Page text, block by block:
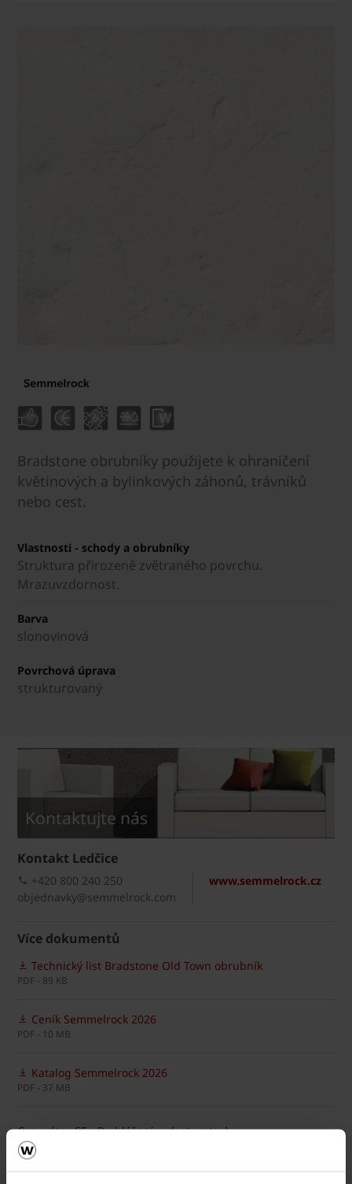
Bradstone obrubníky použijete k ohraničení
květinových a bylinkových záhonů, trávníků
nebo cest.
Vlastnosti - schody a obrubníky
Struktura přirozeně zvětraného povrchu.
Mrazuvzdornost.
Barva
slonovinová
Povrchová úprava
strukturovaný
Kontaktujte nás
Kontakt Ledčice
www.semmelrock.cz
+420 800 240 250
objednavky@semmelrock.com
Více dokumentů
Technický list Bradstone Old Town obrubník
PDF - 89 KB
Ceník Semmelrock 2026
PDF - 10 MB
Katalog Semmelrock 2026
PDF - 37 MB
Generátor CE - Prohlášení o vlastnostech
Dokumenty ke stažení